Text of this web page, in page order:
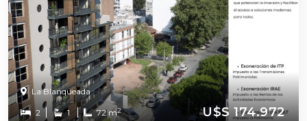
La Blanqueada
2 1 72 m2 U$S 174.972